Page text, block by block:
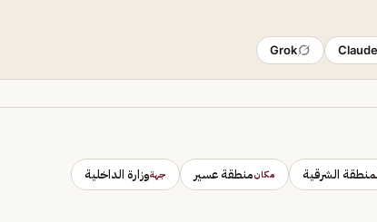
Claude
Grok
الشرقية مكانمنطقة عسير جهةوزارة الداخلية